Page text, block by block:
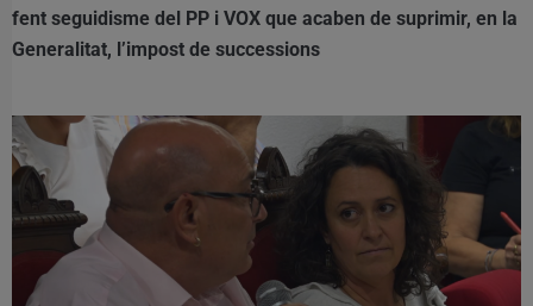
fent seguidisme del PP i VOX que acaben de suprimir, en la
Generalitat, l’impost de successions